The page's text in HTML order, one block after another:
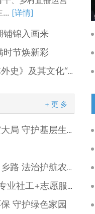
... [详情]
铺锦入画来
时节焕新彩
及其文化“两创”
+ 更 多
守护基层生命安全
法治护航农民工
动，绘就“一老一小”幸福图景
守护绿色家园